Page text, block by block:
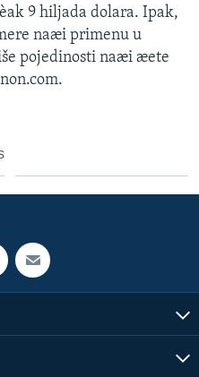
9 hiljada dolara. Ipak,
naæi primenu u
pojedinosti naæi æete